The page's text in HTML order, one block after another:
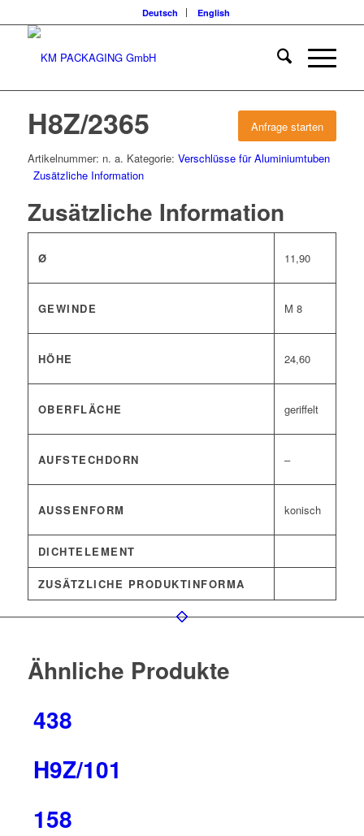
Deutsch English
Anfrage starten
H8Z/2365
Artikelnummer: n. a. Kategorie: Verschlüsse für Aluminiumtuben
Zusätzliche Information
Zusätzliche Information
Ø 11,90
GEWINDE M 8
HÖHE 24,60
OBERFLÄCHE geriffelt
AUFSTECHDORN –
AUSSENFORM konisch
DICHTELEMENT
ZUSÄTZLICHE PRODUKTINFORMA
Ähnliche Produkte
438
H9Z/101
158